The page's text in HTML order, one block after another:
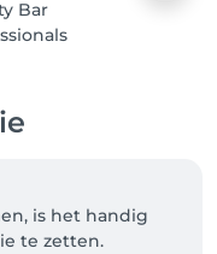
is het handig
te zetten.